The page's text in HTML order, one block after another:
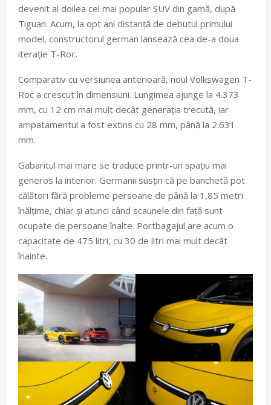
devenit al doilea cel mai popular SUV din gamă, după
Tiguan. Acum, la opt ani distanță de debutul primului
model, constructorul german lansează cea de-a doua
iterație T-Roc.
Comparativ cu versiunea anterioară, noul Volkswagen T-
Roc a crescut în dimensiuni. Lungimea ajunge la 4.373
mm, cu 12 cm mai mult decât generația trecută, iar
ampatamentul a fost extins cu 28 mm, până la 2.631
mm.
Gabaritul mai mare se traduce printr-un spațiu mai
generos la interior. Germanii susțin că pe banchetă pot
călători fără probleme persoane de până la 1,85 metri
înălțime, chiar și atunci când scaunele din față sunt
ocupate de persoane înalte. Portbagajul are acum o
capacitate de 475 litri, cu 30 de litri mai mult decât
înainte.